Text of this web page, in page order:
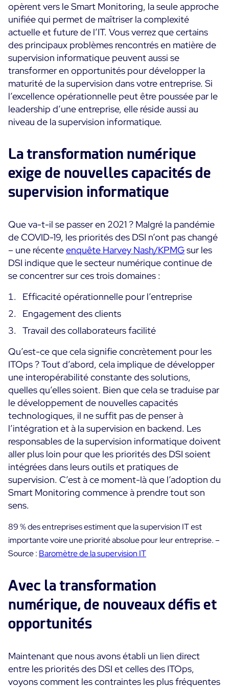
Convergence IT & OT
Observabilité
Performance Web
Supervision des Conteneurs
Supervision du Cloud
Supervision réseau
Tous
Témoignages Clients
Logistique & Commerce
Santé
Education
Public
Toutes
Technologies
AWS
Cisco Meraki
Google Cloud Platform
Kubernetes
Microsoft Azure
All
POURQUOI CENTREON
Notre vision
Démo Produit
Essai gratuit Centreon Infra Monitoring
Partenaires
Programme ON-Partner
Programme Partenaires MSP
Centreon et AWS
Services
Professional Services
The Watch
Github
Open Source
Choisir une solution de supervision open source ou
payante selon le critère du TCO
Supervision au-delà de l’IT : un guide de survie pour
la convergence IT/OT
Documentation
The Watch
Toutes les ressources
Ebooks
Infographies
Blog
Nouveautés
Bonnes Pratiques
Evénements
A venir
Webinars
TARIFS
Centreon Infra Monitoring
Centreon Log Management
Centreon Experience Monitoring
Open Source Support Login
English
opèrent vers le Smart Monitoring, la seule approche
unifiée qui permet de maîtriser la complexité
actuelle et future de l’IT. Vous verrez que certains
des principaux problèmes rencontrés en matière de
supervision informatique peuvent aussi se
transformer en opportunités pour développer la
maturité de la supervision dans votre entreprise. Si
l’excellence opérationnelle peut être poussée par le
leadership d’une entreprise, elle réside aussi au
niveau de la supervision informatique.
La transformation numérique
exige de nouvelles capacités de
supervision informatique
Que va-t-il se passer en 2021 ? Malgré la pandémie
de COVID-19, les priorités des DSI n’ont pas changé
– une récenteenquête Harvey Nash/KPMGsur les
DSI indique que le secteur numérique continue de
se concentrer sur ces trois domaines :
Efficacité opérationnelle pour l’entreprise
Engagement des clients
Travail des collaborateurs facilité
Qu’est-ce que cela signifie concrètement pour les
ITOps ? Tout d’abord, cela implique de développer
une interopérabilité constante des solutions,
quelles qu’elles soient. Bien que cela se traduise par
le développement de nouvelles capacités
technologiques, il ne suffit pas de penser à
l’intégration et à la supervision en backend. Les
responsables de la supervision informatique doivent
aller plus loin pour que les priorités des DSI soient
intégrées dans leurs outils et pratiques de
supervision. C’est à ce moment-là que l’adoption du
Smart Monitoring commence à prendre tout son
sens.
89 % des entreprises estiment que la supervision IT est
importante voire une priorité absolue pour leur entreprise. –
Source : Baromètre de la supervision IT
Avec la transformation
numérique, de nouveaux défis et
opportunités
Maintenant que nous avons établi un lien direct
entre les priorités des DSI et celles des ITOps,
voyons comment les contraintes les plus fréquentes